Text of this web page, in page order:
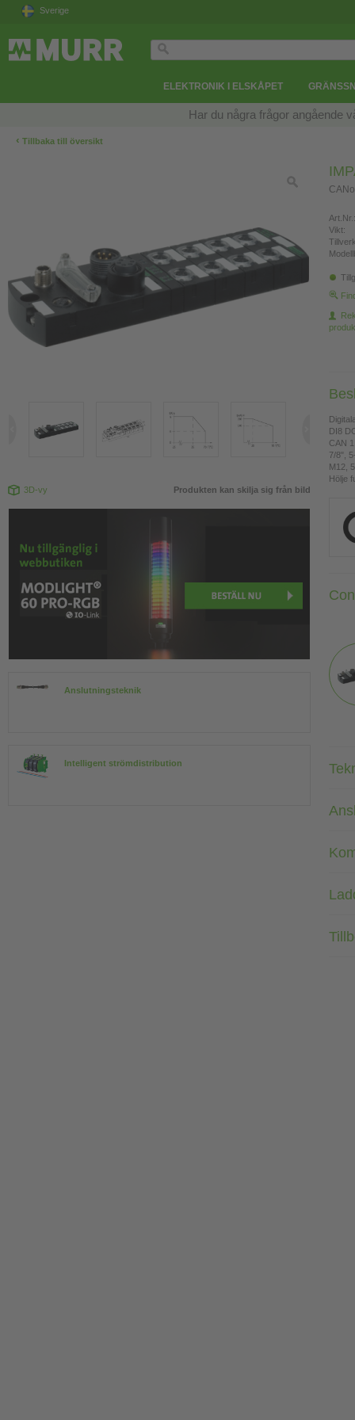
Sverige
ELEKTRONIK I ELSKÅPET
Har du några frågor angående
‹ Tillbaka till översikt
3D-vy Produkten kan skilja sig från bild
Anslutningsteknik
Intelligent strömdistribution
Art.Nr.:
Vikt:
DI8
CAN
7/8",
M12,
Hölje